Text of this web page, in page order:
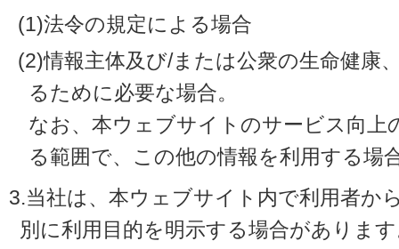
(1)法令の規定による場合
(2)情報主体及び/または公衆の生命健康
るために必要な場合。
なお、本ウェブサイトのサービス向上
る範囲で、この他の情報を利用する場
3.当社は、本ウェブサイト内で利用者か
別に利用目的を明示する場合がありま